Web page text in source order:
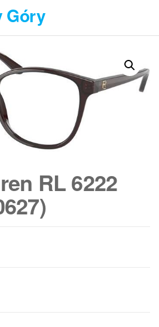
Góry
RL 6222